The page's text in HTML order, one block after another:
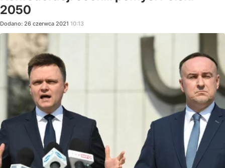
2050
Dodano: 26 czerwca 2021 10:13